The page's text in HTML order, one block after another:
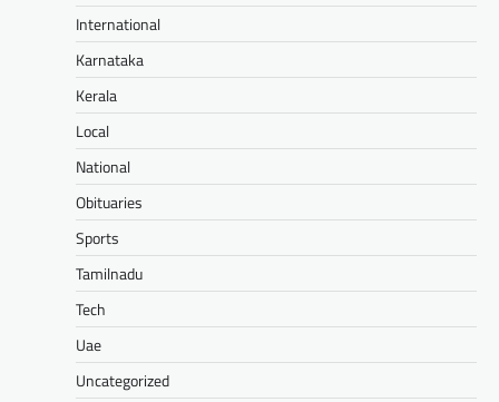
International
Karnataka
Kerala
Local
National
Obituaries
Sports
Tamilnadu
Tech
Uae
Uncategorized